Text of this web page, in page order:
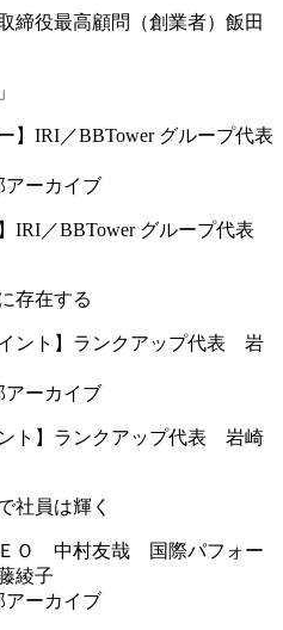
締役最高顧問（創業者）飯田
アーカイブ
IRI／BBTower グループ代表
存在する
アーカイブ
ント】ランクアップ代表 岩崎
社員は輝く
アーカイブ